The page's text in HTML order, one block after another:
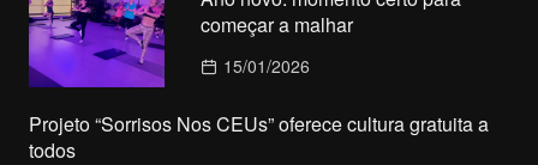
começar a malhar
15/01/2026
Projeto “Sorrisos Nos CEUs” oferece cultura gratuita a
todos